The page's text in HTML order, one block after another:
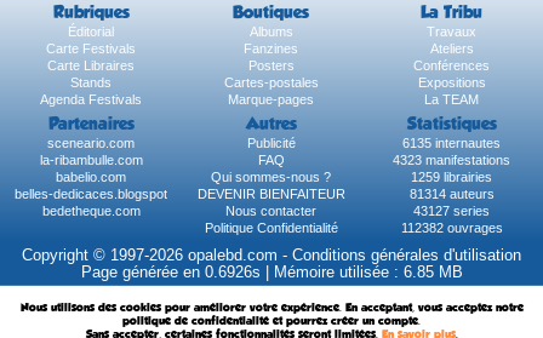
Rubriques Boutiques La Tribu
Éditorial Albums
Travaux
Carte Festivals
Fanzines
Ateliers
Carte Libraires
Posters
Conférences
Stands
Cartes-postales
Expositions
Agenda Festivals
Marque-pages La TEAM
Partenaires Autres Statistiques
sceneario.com Publicité
6135 internautes
la-ribambulle.com
FAQ
4323 manifestations
babelio.com
Qui sommes-nous ?
1259 librairies
belles-dedicaces.blogspot
DEVENIR BIENFAITEUR
81314 auteurs
bedetheque.com
Nous contacter
43127 series
Politique Confidentialité
112382 ouvrages
Copyright © 1997-2026 opalebd.com - Conditions générales d'utilisation
Page générée en 0.6926s | Mémoire utilisée : 6.85 MB
Nous utilisons des cookies pour améliorer votre expérience. En acceptant, vous acceptez notre
politique de confidentialité et pourrez créer un compte.
Sans accepter, certaines fonctionnalités seront limitées. En savoir plus.